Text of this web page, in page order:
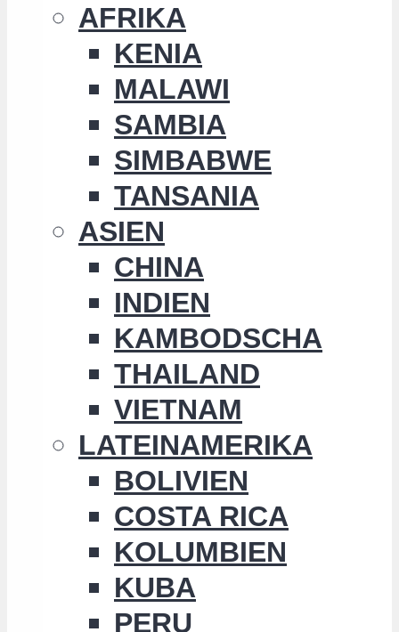
AFRIKA
KENIA
MALAWI
SAMBIA
SIMBABWE
TANSANIA
ASIEN
CHINA
INDIEN
KAMBODSCHA
THAILAND
VIETNAM
LATEINAMERIKA
BOLIVIEN
COSTA RICA
KOLUMBIEN
KUBA
PERU